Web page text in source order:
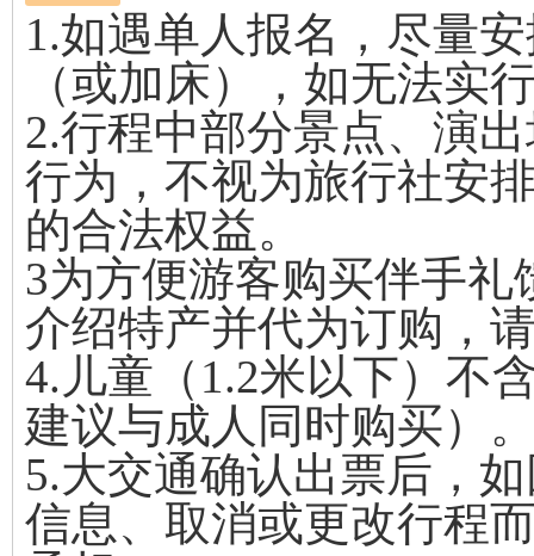
1.如遇单人报名，尽量
（或加床），如无法实
2.行程中部分景点、演
行为，不视为旅行社安
的合法权益。
3为方便游客购买伴手
介绍特产并代为订购，
4.儿童（1.2米以下）不
建议与成人同时购买）
5.大交通确认出票后，
信息、取消或更改行程